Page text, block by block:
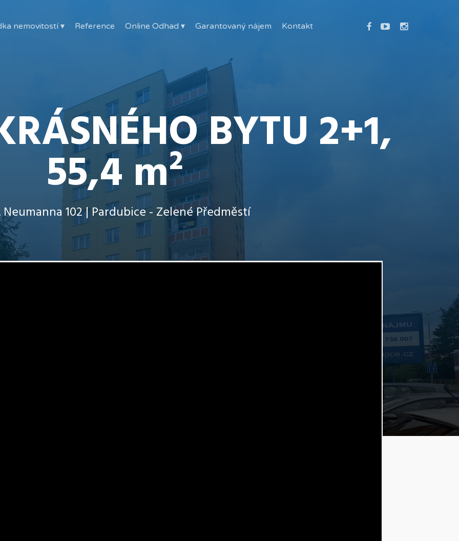
nemovitostí ▾ Reference Online Odhad ▾ Garantovaný nájem Kontakt facebookyoutubeinstagram
BYTU 2+1,
55,4 m²
Neumanna 102 | Pardubice - Zelené Předměstí